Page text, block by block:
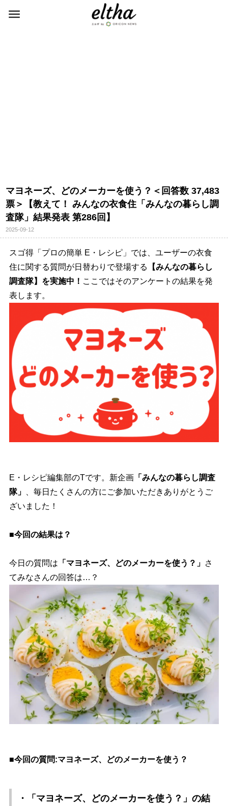
マヨネーズ、どのメーカーを使う？＜回答数 37,483
票＞【教えて！ みんなの衣食住「みんなの暮らし調
査隊」結果発表 第286回】
2025-09-12
スゴ得「プロの簡単 E・レシピ」では、ユーザーの衣食
住に関する質問が日替わりで登場する
【みんなの暮らし
調査隊】を実施中！ ここではそのアンケートの結果を発
表します。
E・レシピ編集部のTです。新企画「みんなの暮らし調査
隊」
、毎日たくさんの方にご参加いただきありがとうご
ざいました！
■今回の結果は？
今日の質問は 「マヨネーズ、どのメーカーを使う？」 さ
てみなさんの回答は…？
■今回の質問:マヨネーズ、どのメーカーを使う？
・「マヨネーズ、どのメーカーを使う？」 の結